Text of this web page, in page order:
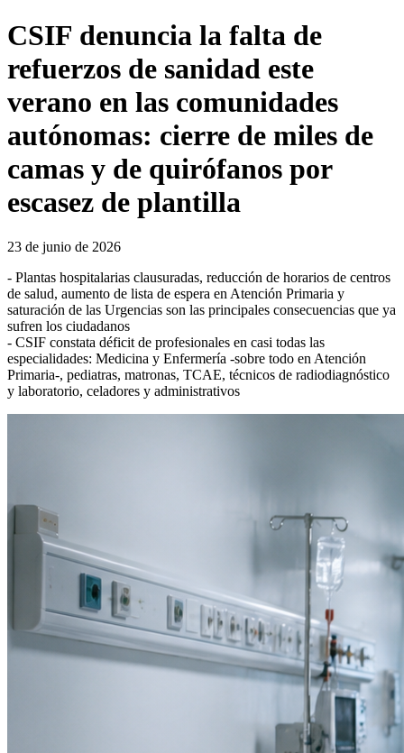
CSIF denuncia la falta de
refuerzos de sanidad este
verano en las comunidades
autónomas: cierre de miles de
camas y de quirófanos por
escasez de plantilla
23 de junio de 2026
- Plantas hospitalarias clausuradas, reducción de horarios de centros
de salud, aumento de lista de espera en Atención Primaria y
saturación de las Urgencias son las principales consecuencias que ya
sufren los ciudadanos
- CSIF constata déficit de profesionales en casi todas las
especialidades: Medicina y Enfermería -sobre todo en Atención
Primaria-, pediatras, matronas, TCAE, técnicos de radiodiagnóstico
y laboratorio, celadores y administrativos